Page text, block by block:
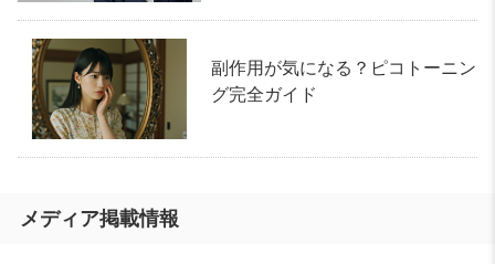
副作用が気になる？ピコトーニン
グ完全ガイド
メディア掲載情報